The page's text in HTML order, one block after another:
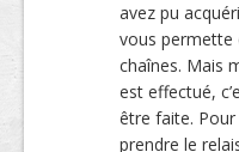
avez pu
vous permette
chaînes. Mais
est effectué,
être faite.
prendre le